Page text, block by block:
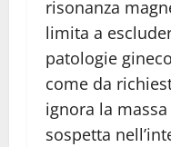
risonanza
limita a
patologie
come da
ignora la massa
sospetta